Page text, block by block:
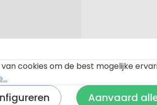
worden
u zelf kunt
cookies om de best mogelijke
Aanvaard